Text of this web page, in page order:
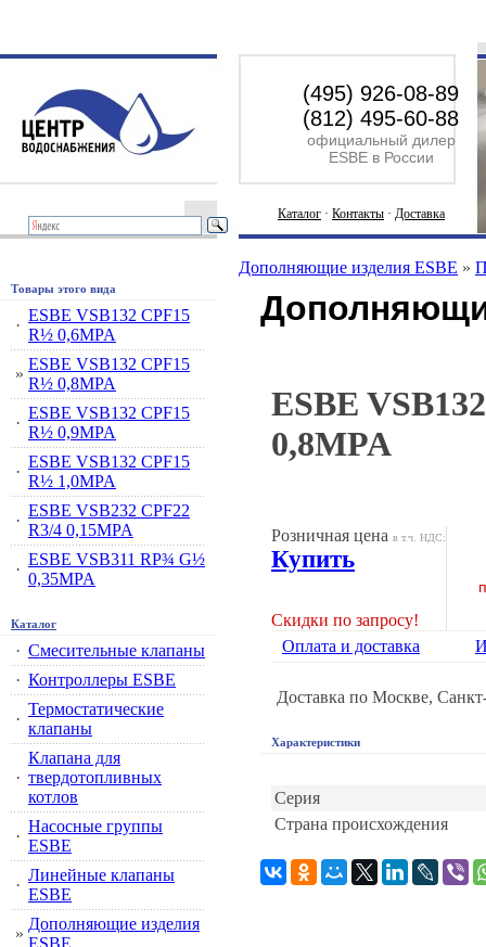
(495) 926-08-89
(812) 495-60-88
официальный дилер
ESBE в России
Каталог · Контакты · Доставка
Товары этого вида
·
ESBE VSB132 CPF15
R½ 0,6MPA
»
ESBE VSB132 CPF15
R½ 0,8MPA
·
ESBE VSB132 CPF15
R½ 0,9MPA
·
ESBE VSB132 CPF15
R½ 1,0MPA
·
ESBE VSB232 CPF22
R3/4 0,15MPA
·
ESBE VSB311 RP¾ G½
0,35MPA
Каталог
· Смесительные клапаны
· Контроллеры ESBE
·
Термостатические
клапаны
·
Клапана для
твердотопливных
котлов
·
Насосные группы
ESBE
·
Линейные клапаны
ESBE
»
Дополняющие изделия
ESBE
Дополняющие изделия ESBE »
ESBE
0,8MPA
Розничная цена в т.ч. НДС:
Купить
Скидки по запросу!
Оплата и доставка
Доставка по Москве,
Характеристики
Серия
Страна происхождения